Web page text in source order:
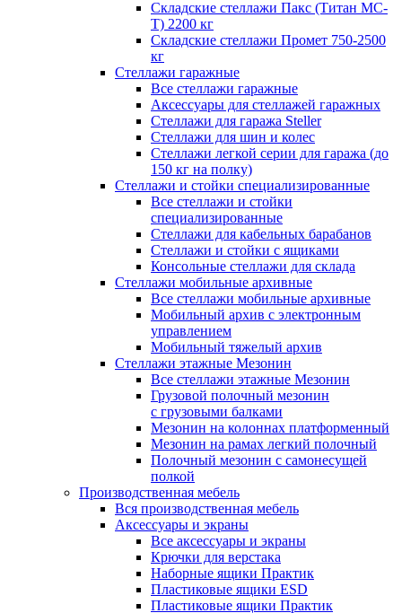
Складские стеллажи Пакс (Титан МС-
Т) 2200 кг
Складские стеллажи Промет 750-2500
кг
Стеллажи гаражные
Все стеллажи гаражные
Аксессуары для стеллажей гаражных
Стеллажи для гаража Steller
Стеллажи для шин и колес
Стеллажи легкой серии для гаража (до
150 кг на полку)
Стеллажи и стойки специализированные
Все стеллажи и стойки
специализированные
Стеллажи для кабельных барабанов
Стеллажи и стойки с ящиками
Консольные стеллажи для склада
Стеллажи мобильные архивные
Все стеллажи мобильные архивные
Мобильный архив с электронным
управлением
Мобильный тяжелый архив
Стеллажи этажные Мезонин
Все стеллажи этажные Мезонин
Грузовой полочный мезонин
с грузовыми балками
Мезонин на колоннах платформенный
Мезонин на рамах легкий полочный
Полочный мезонин с самонесущей
полкой
Производственная мебель
Вся производственная мебель
Аксессуары и экраны
Все аксессуары и экраны
Крючки для верстака
Наборные ящики Практик
Пластиковые ящики ESD
Пластиковые ящики Практик